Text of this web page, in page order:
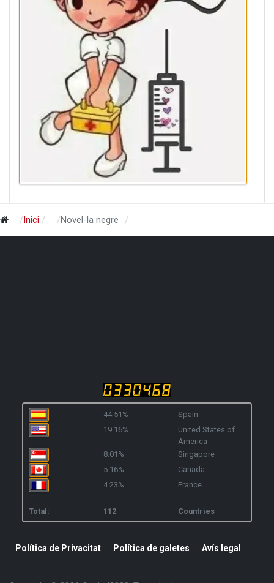
Inici Novel-la negre
44.51%
Spain
19.16%
United States of
America
8.01%
Singapore
5.16%
Canada
4.23%
France
Total: 112 Countries
Política de Privacitat Política de galetes Avís legal